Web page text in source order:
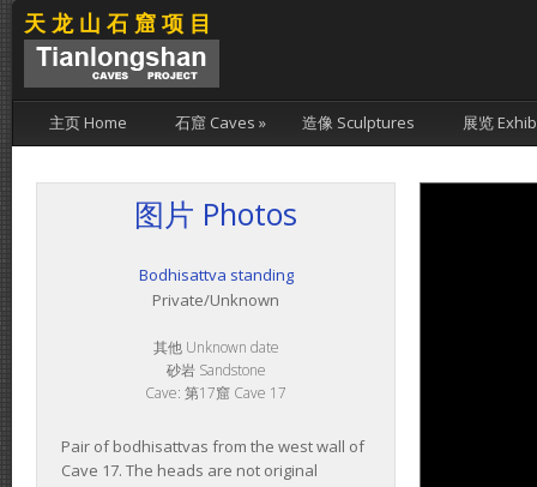
天龙山石窟项目
主页 Home 石窟 Caves » 造像 Sculptures 展览
图片 Photos
Bodhisattva standing
Private/Unknown
其他 Unknown date
砂岩 Sandstone
Cave: 第17窟 Cave 17
Pair of bodhisattvas from the west wall of
Cave 17. The heads are not original